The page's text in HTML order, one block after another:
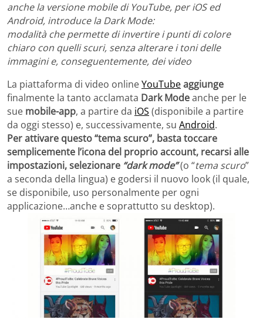
anche la versione mobile di YouTube, per iOS ed
Android, introduce la Dark Mode:
modalità che permette di invertire i punti di colore
chiaro con quelli scuri, senza alterare i toni delle
immagini e, conseguentemente, dei video
La piattaforma di video onlineYouTubeaggiunge
finalmente la tanto acclamata Dark Modeanche per le
sue mobile-app, a partire da iOS (disponibile a partire
da oggi stesso) e, successivamente, su Android.
Per attivare questo “tema scuro”, basta toccare
semplicemente l’icona del proprio account, recarsi alle
impostazioni, selezionare “dark mode”(o “tema scuro”
a seconda della lingua) e godersi il nuovo look (il quale,
se disponibile, uso personalmente per ogni
applicazione…anche e soprattutto su desktop).